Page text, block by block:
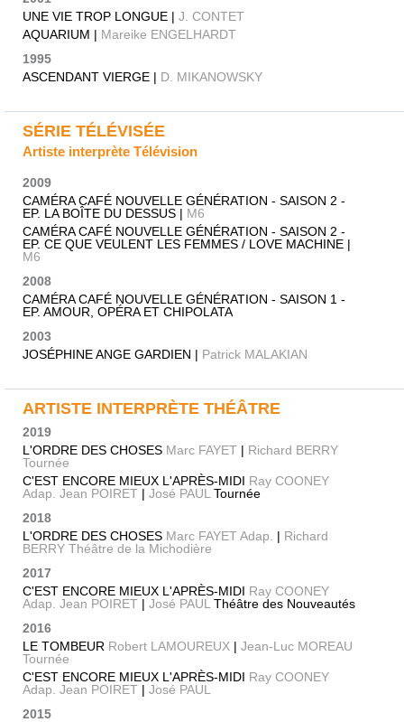
UNE VIE TROP LONGUE | J. CONTET
AQUARIUM | Mareike ENGELHARDT
1995
ASCENDANT VIERGE | D. MIKANOWSKY
SÉRIE TÉLÉVISÉE
Artiste interprète Télévision
2009
CAMÉRA CAFÉ NOUVELLE GÉNÉRATION - SAISON 2 -
EP. LA BOÎTE DU DESSUS | M6
CAMÉRA CAFÉ NOUVELLE GÉNÉRATION - SAISON 2 -
EP. CE QUE VEULENT LES FEMMES / LOVE MACHINE |
M6
2008
CAMÉRA CAFÉ NOUVELLE GÉNÉRATION - SAISON 1 -
EP. AMOUR, OPÉRA ET CHIPOLATA
2003
JOSÉPHINE ANGE GARDIEN | Patrick MALAKIAN
ARTISTE INTERPRÈTE THÉÂTRE
2019
L'ORDRE DES CHOSES Marc FAYET | Richard BERRY
Tournée
C'EST ENCORE MIEUX L'APRÈS-MIDI Ray COONEY
Adap. Jean POIRET | José PAUL Tournée
2018
L'ORDRE DES CHOSES Marc FAYET Adap. | Richard
BERRY Théâtre de la Michodière
2017
C'EST ENCORE MIEUX L'APRÈS-MIDI Ray COONEY
Adap. Jean POIRET | José PAUL Théâtre des Nouveautés
2016
LE TOMBEUR Robert LAMOUREUX | Jean-Luc MOREAU
Tournée
C'EST ENCORE MIEUX L'APRÈS-MIDI Ray COONEY
Adap. Jean POIRET | José PAUL
2015